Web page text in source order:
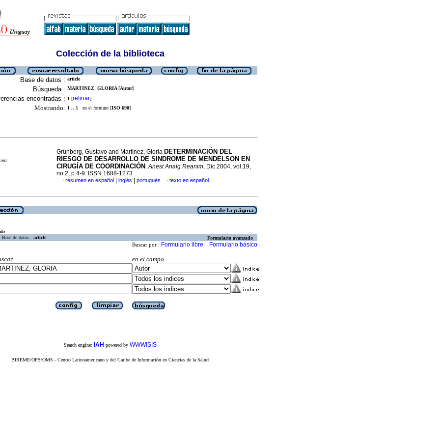
Colección de la biblioteca
Base de datos : article
Búsqueda : MARTINEZ, GLORIA [Autor]
encontradas : 1 [refinar]
Mostrando: 1 .. 1 en el formato [ISO 690]
Grünberg, Gustavo and Martínez, Gloria DETERMINACIÓN DEL
RIESGO DE DESARROLLO DE SINDROME DE MENDELSON EN
CIRUGÍA DE COORDINACIÓN .Anest Analg Reanim, Dic 2004, vol.19,
no.2, p.4-9. ISSN 1688-1273
· resumen en español inglés portugués · texto en español
Base de datos : article Formulario avanzado
Buscar por : Formulario libre Formulario básico
en el campo
Search engine: iAH powered by WWWISIS
BIREME/OPS/OMS - Centro Latinoamericano y del Caribe de Información en Ciencias de la Salud